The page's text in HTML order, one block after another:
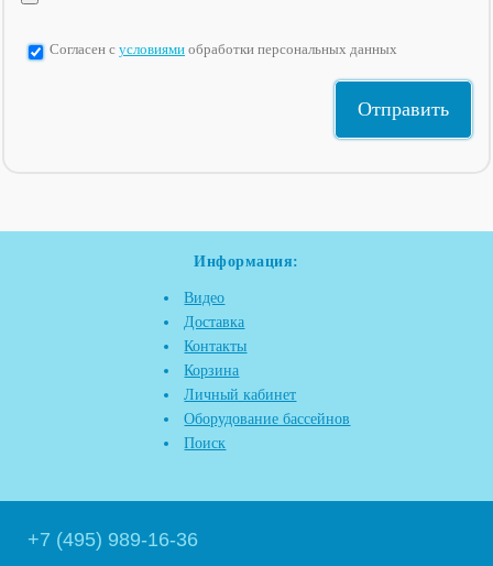
Согласен с условиями обработки персональных данных
Информация:
Видео
Доставка
Контакты
Корзина
Личный кабинет
Оборудование бассейнов
Поиск
+7 (495) 989-16-36